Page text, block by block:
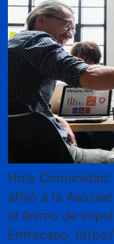
Hola
afilió a la
el ánimo de
Entrecano,